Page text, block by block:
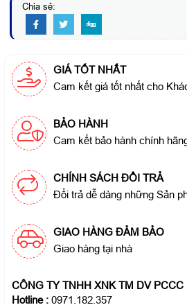
Chia sẻ:
GIÁ TỐT NHẤT
Cam kết giá tốt nhất cho
BẢO HÀNH
Cam kết bảo hành chính
CHÍNH SÁCH ĐỔI TRẢ
Đổi trả dễ dàng những Sản
GIAO HÀNG ĐẢM BẢO
Giao hàng tại nhà
CÔNG TY TNHH XNK TM DV
Hotline : 0971.182.357